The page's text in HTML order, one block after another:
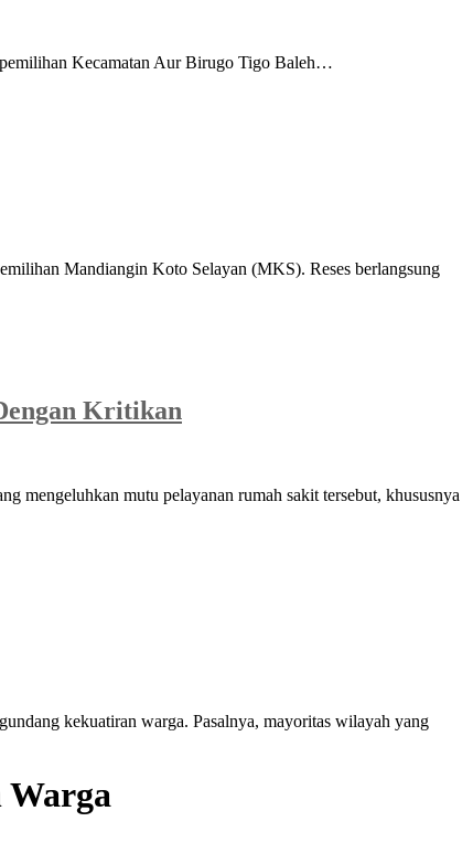
Kecamatan Aur Birugo Tigo Baleh…
Mandiangin Koto Selayan (MKS). Reses berlangsung
Kritikan
mengeluhkan mutu pelayanan rumah sakit tersebut, khususnya
kekuatiran warga. Pasalnya, mayoritas wilayah yang
Warga